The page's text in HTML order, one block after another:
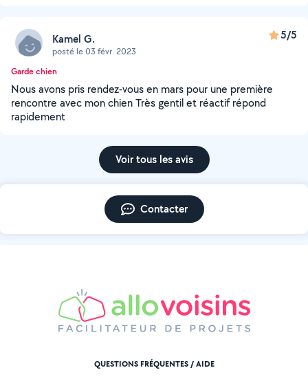
Kamel G.
posté le 03 févr. 2023
5/5
Garde chien
Nous avons pris rendez-vous en mars pour une première
rencontre avec mon chien Très gentil et réactif répond
rapidement
Voir tous les avis
Contacter
QUESTIONS FRÉQUENTES / AIDE